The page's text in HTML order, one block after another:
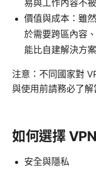
易與工作內容不
價值與成本：雖
於需要跨區內容
能比自建解決方
注意：不同國家對
與使用前請務必了解
如何選擇
安全與隱私